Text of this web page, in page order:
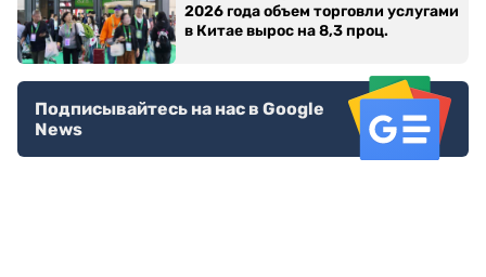
2026 года объем торговли услугами
в Китае вырос на 8,3 проц.
Подписывайтесь на нас в Google
News